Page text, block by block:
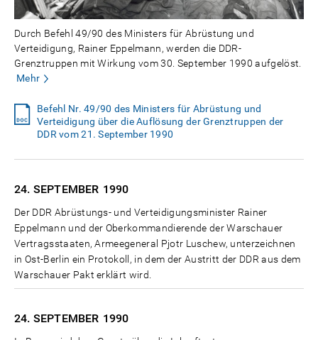
Durch Befehl 49/90 des Ministers für Abrüstung und
Verteidigung, Rainer Eppelmann, werden die DDR-
Grenztruppen mit Wirkung vom 30. September 1990 aufgelöst.
Mehr
Befehl Nr. 49/90 des Ministers für Abrüstung und
Verteidigung über die Auflösung der Grenztruppen der
DDR vom 21. September 1990
24. SEPTEMBER 1990
Der DDR Abrüstungs- und Verteidigungsminister Rainer
Eppelmann und der Oberkommandierende der Warschauer
Vertragsstaaten, Armeegeneral Pjotr Luschew, unterzeichnen
in Ost-Berlin ein Protokoll, in dem der Austritt der DDR aus dem
Warschauer Pakt erklärt wird.
24. SEPTEMBER 1990